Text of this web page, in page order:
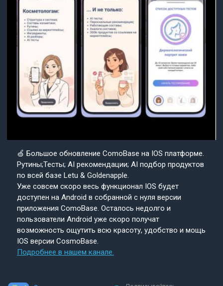
🍏 Большое обновление ComoBase на IOS платформе.
Рутины;Тесты; AI рекомендации; AI подбор продуктов
по всей базе Letu & Goldenapple.
Уже совсем скоро весь функционал IOS будет
доступен на Android в собранной с нуля версии
приложения ComoBase. Осталось недолго и
пользователи Android уже скоро получат
возможность ощутить всю красоту, удобство и мощь
IOS версии CosmoBase.
Подробнее в нашем канале.